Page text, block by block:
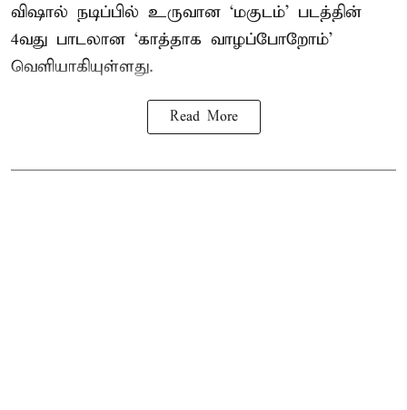
விஷால் நடிப்பில் உருவான ‘மகுடம்’ படத்தின்
4வது பாடலான ‘காத்தாக வாழப்போறோம்’
வெளியாகியுள்ளது.
Read More